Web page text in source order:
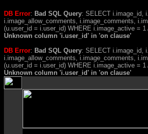
DB Error: Bad SQL Query: SELECT i.image_id,
i.image_allow_comments, i.image_comments,
(u.user_id = i.user_id) WHERE i.image_active =
Unknown column 'i.user_id' in 'on clause'
DB Error: Bad SQL Query: SELECT i.image_id,
i.image_allow_comments, i.image_comments,
(u.user_id = i.user_id) WHERE i.image_active =
Unknown column 'i.user_id' in 'on clause'